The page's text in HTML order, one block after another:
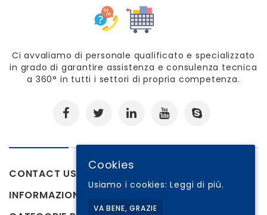
Ci avvaliamo di personale qualificato e specializzato
in grado di garantire assistenza e consulenza tecnica
a 360° in tutti i settori di propria competenza.
CONTACT US
INFORMAZIONI
Cookies
Usiamo i cookies:Leggi di più.
VA BENE, GRAZIE